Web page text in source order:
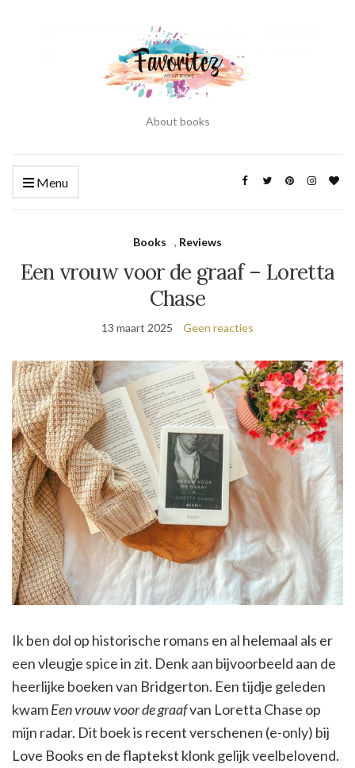
About books
Menu
Books , Reviews
Een vrouw voor de graaf – Loretta
Chase
13 maart 2025 Geen reacties
Ik ben dol op historische romans en al helemaal als er
een vleugje spice in zit. Denk aan bijvoorbeeld aan de
heerlijke boeken van Bridgerton. Een tijdje geleden
kwamEen vrouw voor de graafvan Loretta Chase op
mijn radar. Dit boek is recent verschenen (e-only) bij
Love Books en de flaptekst klonk gelijk veelbelovend.